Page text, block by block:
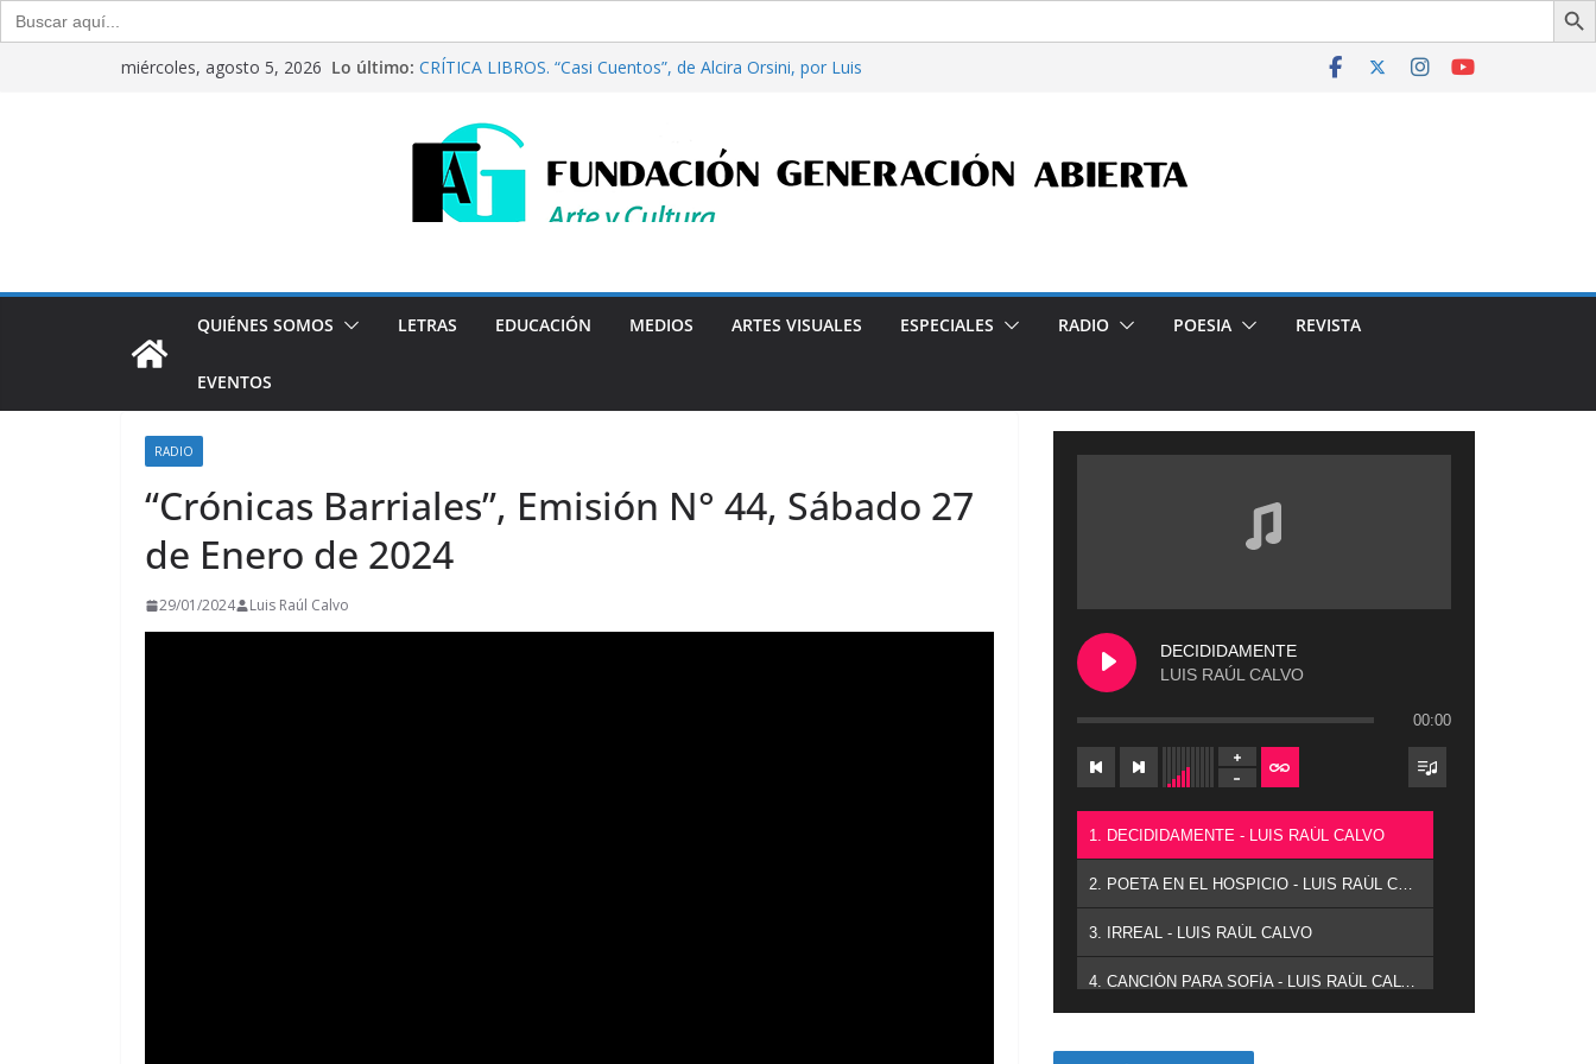
Buscar:
miércoles, agosto 5, 2026 Lo último: CRÍTICA LIBROS. “Casi Cuentos”, de Alcira Orsini, por Luis
Generación Abierta en Radio: Emisión N° 972, Lunes 03 de
Agosto de 2026
“Crónicas Barriales”, Emisión N°175, Sábado 01 de Agosto de
2026
QUIÉNES SOMOS LETRAS EDUCACIÓN MEDIOS ARTES VISUALES ESPECIALES RADIO POESIA REVISTA
EVENTOS
RADIO
“Crónicas Barriales”, Emisión N° 44, Sábado 27
de Enero de 2024
29/01/2024 Luis Raúl Calvo
DECIDIDAMENTE
LUIS RAÚL CALVO
00:00
1. DECIDIDAMENTE - LUIS RAÚL CALVO
2. POETA EN EL HOSPICIO - LUIS RAÚL CALVO
3. IRREAL - LUIS RAÚL CALVO